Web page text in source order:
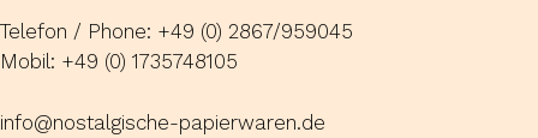
Telefon / Phone: +49 (0) 2867/959045
Mobil: +49 (0) 1735748105
info@nostalgische-papierwaren.de